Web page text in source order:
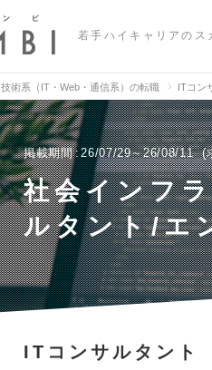
若手ハイキャリアのス
技術系（IT・Web・通信系）の転職 ITコン
掲載期間 26/07/29～26/08/11
社会インフ
ルタント/エ
ITコンサルタント